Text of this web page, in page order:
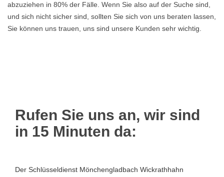
abzuziehen in 80% der Fälle. Wenn Sie also auf der Suche sind,
und sich nicht sicher sind, sollten Sie sich von uns beraten lassen,
Sie können uns trauen, uns sind unsere Kunden sehr wichtig.
Rufen Sie uns an, wir sind
in 15 Minuten da:
Der Schlüsseldienst Mönchengladbach Wickrathhahn